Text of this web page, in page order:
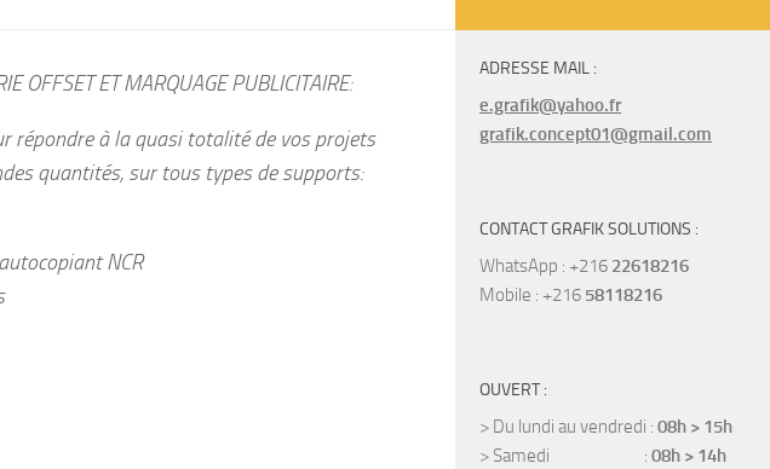
OFFSET ET MARQUAGE PUBLICITAIRE:
répondre à la quasi totalité de vos projets
quantités, sur tous types de supports:
NCR
ADRESSE MAIL :
e.grafik@yahoo.fr
grafik.concept01@gmail.com
CONTACT GRAFIK SOLUTIONS :
WhatsApp : +216 22618216
Mobile : +216 58118216
OUVERT :
> Du lundi au vendredi : 08h > 15h
> Samedi : 08h > 14h